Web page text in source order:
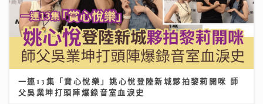
一連13集「賞心悅樂」姚心悅登陸新城夥拍黎莉開咪 師
父吳業坤打頭陣爆錄音室血淚史